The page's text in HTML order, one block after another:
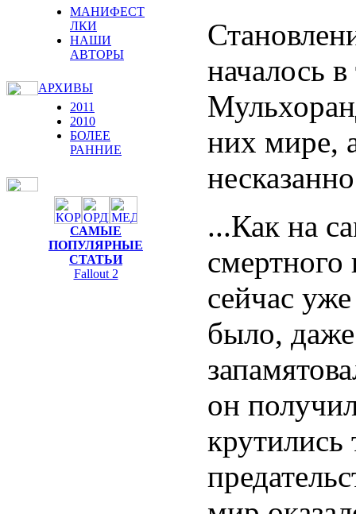
МАНИФЕСТ
ЛКИ
НАШИ
АВТОРЫ
АРХИВЫ
2011
2010
БОЛЕЕ
РАННИЕ
САМЫЕ
ПОПУЛЯРНЫЕ
СТАТЬИ
Fallout 2
началось
них мире,
...Как на
сейчас
было,
он
крутились